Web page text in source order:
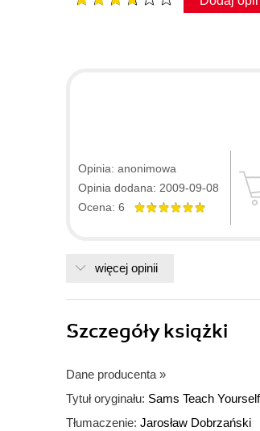
Opinia: anonimowa
Opinia dodana: 2009-09-08
Ocena: 6
więcej opinii
Szczegółyksiążki
Dane producenta »
Tytuł oryginału: Sams Teach
Tłumaczenie: Jarosław Dobrzański